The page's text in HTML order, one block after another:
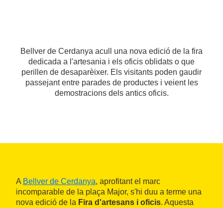
Bellver de Cerdanya acull una nova edició de la fira
dedicada a l'artesania i els oficis oblidats o que
perillen de desaparèixer. Els visitants poden gaudir
passejant entre parades de productes i veient les
demostracions dels antics oficis.
A Bellver de Cerdanya, aprofitant el marc
incomparable de la plaça Major, s'hi duu a terme una
nova edició de la Fira d'artesans i oficis. Aquesta